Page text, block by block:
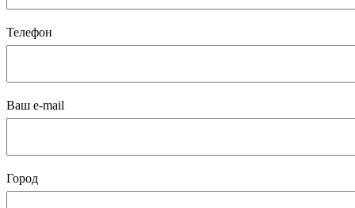
Телефон
Ваш e-mail
Город